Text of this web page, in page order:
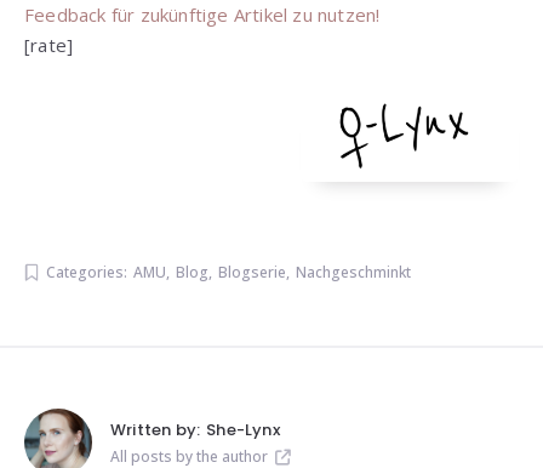
Feedback für zukünftige Artikel zu nutzen!
[rate]
Categories: AMU, Blog, Blogserie, Nachgeschminkt
Written by: She-Lynx
All posts by the author